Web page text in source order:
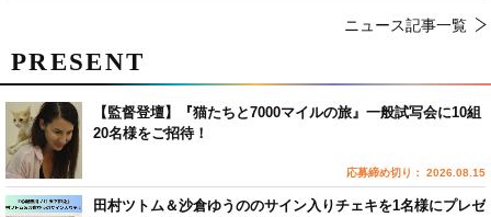
ニュース記事一覧
PRESENT
【監督登壇】『猫たちと7000マイルの旅』一般試写会に10組
20名様をご招待！
応募締め切り： 2026.08.15
田村ツトム＆沙倉ゆうののサイン入りチェキを1名様にプレゼ